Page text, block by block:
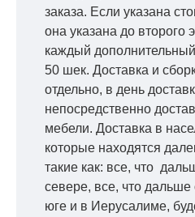
заказа. Если указана
она указана до второго
каждый
50 шек. Доставка и
отдельно, в день
непосредственно
мебели. Доставка в
которые находятся
такие как: все, что
севере, все, что
юге и в Иерусалиме,